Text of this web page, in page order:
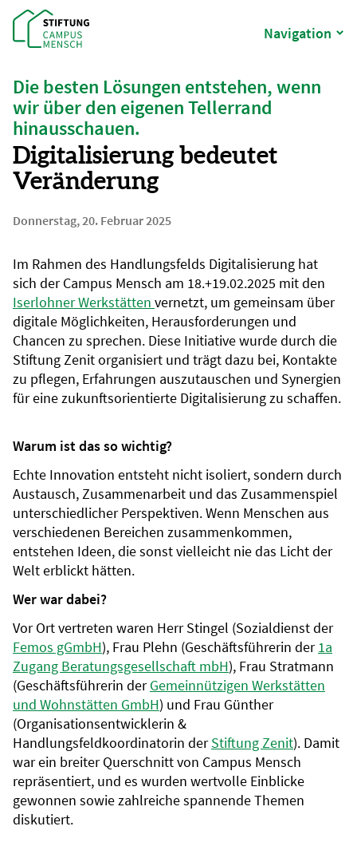
Navigation
Die besten Lösungen entstehen, wenn
wir über den eigenen Tellerrand
hinausschauen.
Digitalisierung bedeutet
Veränderung
Donnerstag, 20. Februar 2025
Im Rahmen des Handlungsfelds Digitalisierung hat
sich der Campus Mensch am 18.+19.02.2025 mit den
Iserlohner Werkstätten vernetzt, um gemeinsam über
digitale Möglichkeiten, Herausforderungen und
Chancen zu sprechen. Diese Initiative wurde durch die
Stiftung Zenit organisiert und trägt dazu bei, Kontakte
zu pflegen, Erfahrungen auszutauschen und Synergien
für eine zukunftsorientierte Digitalisierung zu schaffen.
Warum ist das so wichtig?
Echte Innovation entsteht nicht isoliert, sondern durch
Austausch, Zusammenarbeit und das Zusammenspiel
unterschiedlicher Perspektiven. Wenn Menschen aus
verschiedenen Bereichen zusammenkommen,
entstehen Ideen, die sonst vielleicht nie das Licht der
Welt erblickt hätten.
Wer war dabei?
Vor Ort vertreten waren Herr Stingel (Sozialdienst der
Femos gGmbH), Frau Plehn (Geschäftsführerin der1a
Zugang Beratungsgesellschaft mbH), Frau Stratmann
(Geschäftsführerin derGemeinnützigen Werkstätten
und Wohnstätten GmbH) und Frau Günther
(Organisationsentwicklerin &
Handlungsfeldkoordinatorin derStiftung Zenit). Damit
war ein breiter Querschnitt von Campus Mensch
repräsentiert, und es wurden wertvolle Einblicke
gewonnen sowie zahlreiche spannende Themen
diskutiert.